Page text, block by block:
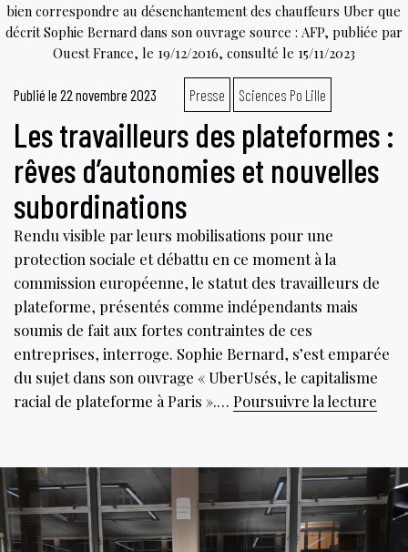
bien correspondre au désenchantement des chauffeurs Uber que
décrit Sophie Bernard dans son ouvrage source : AFP, publiée par
Ouest France, le 19/12/2016, consulté le 15/11/2023
Publié le 22 novembre 2023 Presse Sciences Po Lille
Les travailleurs des plateformes :
rêves d’autonomies et nouvelles
subordinations
Rendu visible par leurs mobilisations pour une
protection sociale et débattu en ce moment à la
commission européenne, le statut des travailleurs de
plateforme, présentés comme indépendants mais
soumis de fait aux fortes contraintes de ces
entreprises, interroge. Sophie Bernard, s’est emparée
du sujet dans son ouvrage « UberUsés, le capitalisme
racial de plateforme à Paris ».… Poursuivre la lecture